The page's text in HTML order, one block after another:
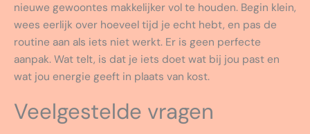
nieuwe gewoontes makkelijker vol te houden. Begin klein,
wees eerlijk over hoeveel tijd je echt hebt, en pas de
routine aan als iets niet werkt. Er is geen perfecte
aanpak. Wat telt, is dat je iets doet wat bij jou past en
wat jou energie geeft in plaats van kost.
Veelgestelde vragen